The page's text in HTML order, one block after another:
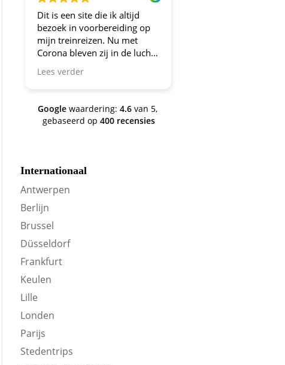
Dit is een site die ik altijd
bezoek in voorbereiding op
mijn treinreizen. Nu met
Corona bleven zij in de lucht.
Bravo en ga zo door! En nu
zijn we een aantal jaren
site om je te oriënteren op
trein-voordeel!
Lees verder
Google waardering: 4.6 van 5,
gebaseerd op400 recensies
Internationaal
Antwerpen
Berlijn
Brussel
Düsseldorf
Frankfurt
Keulen
Lille
Londen
Parijs
Stedentrips